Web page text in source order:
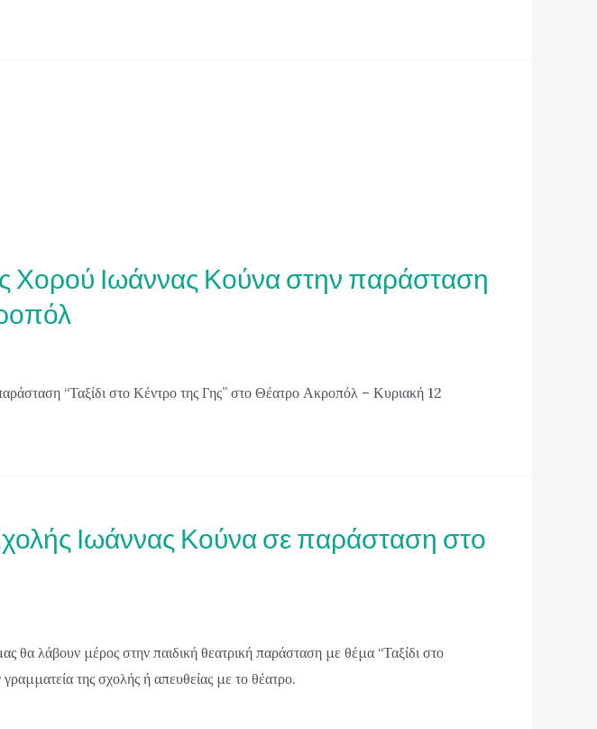
Χορού Ιωάννας Κούνα στην παράσταση
“Ταξίδι στο Κέντρο της Γης” στο Θέατρο Ακροπόλ – Κυριακή 12
Ιωάννας Κούνα σε παράσταση στο
θα λάβουν μέρος στην παιδική θεατρική παράσταση με θέμα “Ταξίδι στο
της σχολής ή απευθείας με το θέατρο.